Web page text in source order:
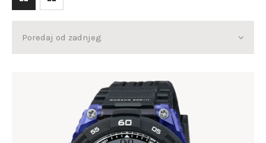
O NAMA
KONTAKT
SREBRNI NAKIT
ZLATNI NAKIT